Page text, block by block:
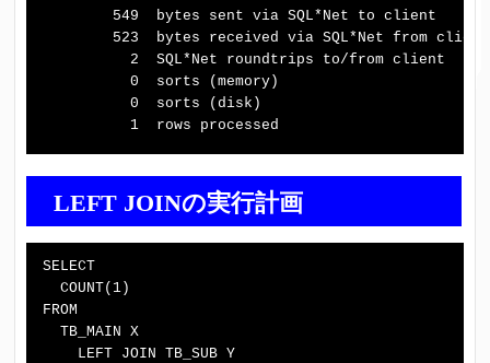
        549  bytes sent via SQL*Net to client
        523  bytes received via SQL*Net from client
          2  SQL*Net roundtrips to/from client
          0  sorts (memory)
          0  sorts (disk)
LEFT JOINの実行計画
SELECT
  COUNT(1)
FROM
  TB_MAIN X
    LEFT JOIN TB_SUB Y